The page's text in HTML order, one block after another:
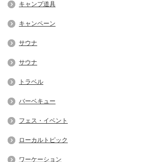
キャンプ道具
キャンペーン
サウナ
サウナ
トラベル
バーベキュー
フェス・イベント
ローカルトピック
ワーケーション